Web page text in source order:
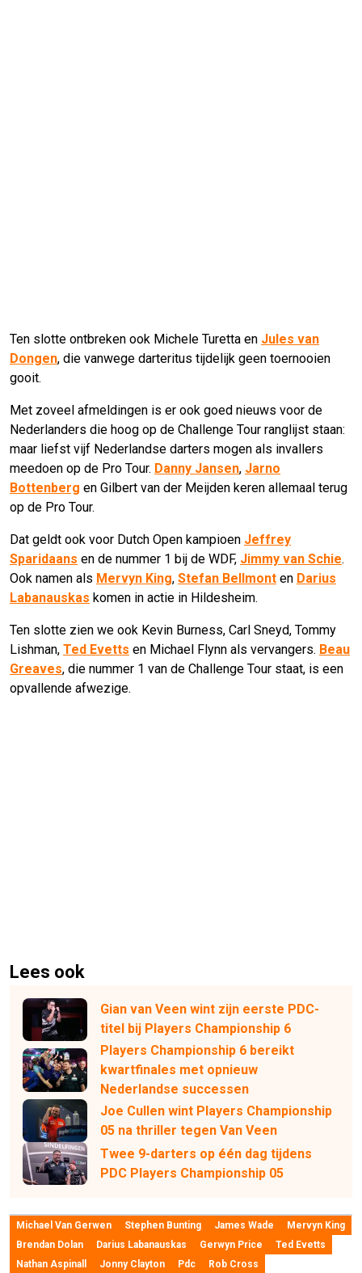
Ten slotte ontbreken ook Michele Turetta en Jules van
Dongen, die vanwege darteritus tijdelijk geen toernooien
gooit.
Met zoveel afmeldingen is er ook goed nieuws voor de
Nederlanders die hoog op de Challenge Tour ranglijst staan:
maar liefst vijf Nederlandse darters mogen als invallers
meedoen op de Pro Tour. Danny Jansen, Jarno
Bottenberg en Gilbert van der Meijden keren allemaal terug
op de Pro Tour.
Dat geldt ook voor Dutch Open kampioen Jeffrey
Sparidaans en de nummer 1 bij de WDF, Jimmy van Schie.
Ook namen als Mervyn King, Stefan Bellmont en Darius
Labanauskas komen in actie in Hildesheim.
Ten slotte zien we ook Kevin Burness, Carl Sneyd, Tommy
Lishman, Ted Evetts en Michael Flynn als vervangers. Beau
Greaves, die nummer 1 van de Challenge Tour staat, is een
opvallende afwezige.
Lees ook
Gian van Veen wint zijn eerste PDC-
titel bij Players Championship 6
Players Championship 6 bereikt
kwartfinales met opnieuw
Nederlandse successen
Joe Cullen wint Players Championship
05 na thriller tegen Van Veen
Twee 9-darters op één dag tijdens
PDC Players Championship 05
Michael Van Gerwen Stephen Bunting James Wade
Mervyn King
Brendan Dolan
Darius Labanauskas Gerwyn Price
Ted Evetts
Nathan Aspinall
Jonny Clayton Pdc Rob Cross